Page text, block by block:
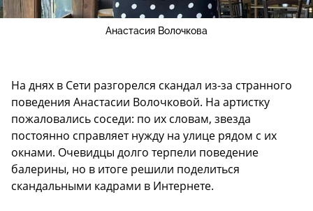
Анастасия Волочкова
На днях в Сети разгорелся скандал из-за странного
поведения Анастасии Волочковой. На артистку
пожаловались соседи: по их словам, звезда
постоянно справляет нужду на улице рядом с их
окнами. Очевидцы долго терпели поведение
балерины, но в итоге решили поделиться
скандальными кадрами в Интернете.